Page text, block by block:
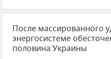
Электроэнергия
В мире Новости
Тернопольская область
После массированного
энергосистеме
половина Украины